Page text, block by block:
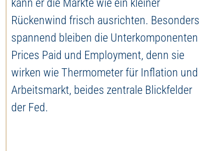
kann er die Märkte wie ein kleiner
Rückenwind frisch ausrichten. Besonders
spannend bleiben die Unterkomponenten
Prices Paid und Employment, denn sie
wirken wie Thermometer für Inflation und
Arbeitsmarkt, beides zentrale Blickfelder
der Fed.